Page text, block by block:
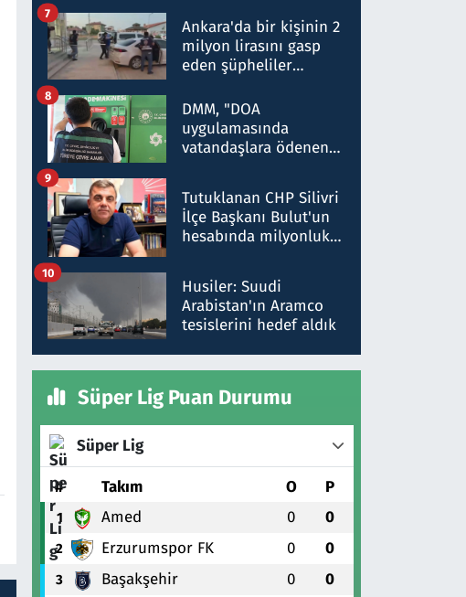
ifadelerinden ortaya
çıkan tablo şok etti
Ankara'da bir kişinin 2
milyon lirasını gasp
eden şüpheliler
7
DMM, "DOA
uygulamasında
vatandaşlara ödenen
düşürüldüğü" iddiasını
yalanladı
8
Tutuklanan CHP Silivri
İlçe Başkanı Bulut'un
hesabında milyonluk
talimat verdi, ben
gönderdim
9
Husiler: Suudi
Arabistan'ın Aramco
tesislerini hedef aldık
10
Süper Lig Puan Durumu
Süper Lig
# Takım O P
1 Amed 0 0
2 Erzurumspor FK 0 0
3 Başakşehir 0 0